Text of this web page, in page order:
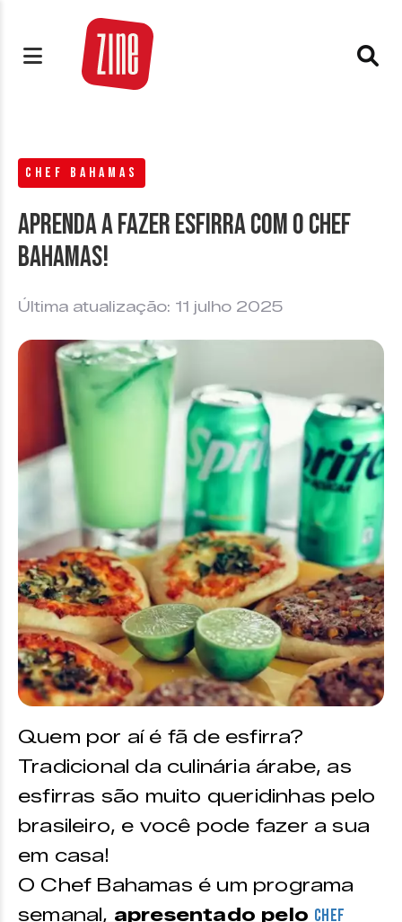
CHEF BAHAMAS
Aprenda a fazer esfirra com o Chef
Bahamas!
Última atualização: 11 julho 2025
Quem por aí é fã de esfirra?
Tradicional da culinária árabe, as
esfirras são muito queridinhas pelo
brasileiro, e você pode fazer a sua
em casa!
O Chef Bahamas é um programa
semanal, apresentado pelo Chef